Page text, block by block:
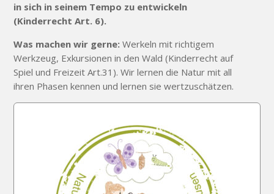
in sich in seinem Tempo zu entwickeln
(Kinderrecht Art. 6).
Was machen wir gerne: Werkeln mit richtigem
Werkzeug, Exkursionen in den Wald (Kinderrecht auf
Spiel und Freizeit Art.31). Wir lernen die Natur mit all
ihren Phasen kennen und lernen sie wertzuschätzen.